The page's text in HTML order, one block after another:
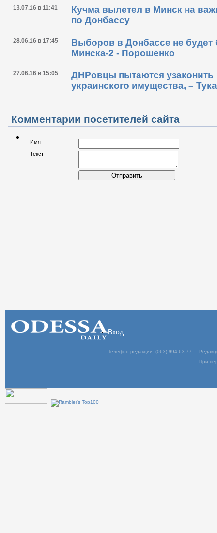
13.07.16 в 11:41
Кучма вылетел в Минск на
по Донбассу
28.06.16 в 17:45
Выборов в Донбассе не будет
Минска-2 - Порошенко
27.06.16 в 15:05
ДНРовцы пытаются узаконить
украинского имущества, – Тука
Комментарии посетителей сайта
Имя
Текст
Отправить
Вход
Телефон редакции: (063) 994-63-77
При